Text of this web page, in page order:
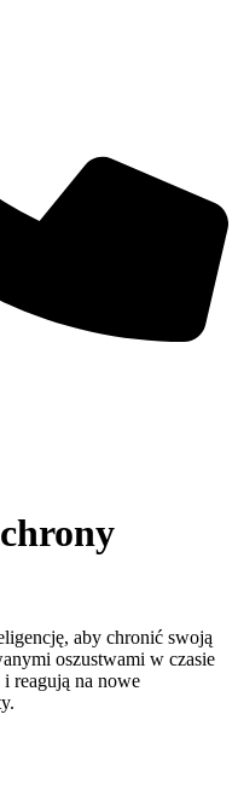
aby chronić swoją
oszustwami w czasie
reagują na nowe